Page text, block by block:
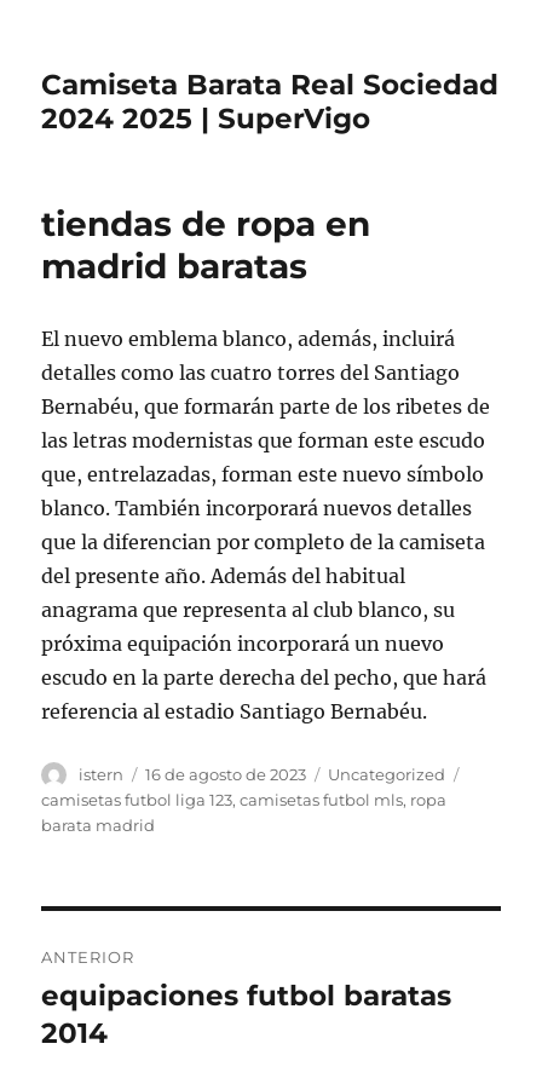
Camiseta Barata Real Sociedad
2024 2025 | SuperVigo
tiendas de ropa en
madrid baratas
El nuevo emblema blanco, además, incluirá
detalles como las cuatro torres del Santiago
Bernabéu, que formarán parte de los ribetes de
las letras modernistas que forman este escudo
que, entrelazadas, forman este nuevo símbolo
blanco. También incorporará nuevos detalles
que la diferencian por completo de la camiseta
del presente año. Además del habitual
anagrama que representa al club blanco, su
próxima equipación incorporará un nuevo
escudo en la parte derecha del pecho, que hará
referencia al estadio Santiago Bernabéu.
Autor
istern
Publicado
el
16 de agosto de 2023 Categorías
Uncategorized
camisetas futbol liga 123,camisetas futbol mls, ropa
barata madrid
de
entradas
ANTERIOR
Entrada
anterior:
equipaciones futbol baratas
2014